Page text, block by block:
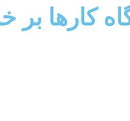
اندیشیدن 68-چرا